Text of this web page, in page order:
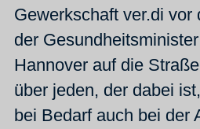
Gewerkschaft ver.di vor
der
Hannover auf die
über jeden, der dabei
bei Bedarf auch bei der